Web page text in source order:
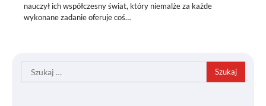
nauczył ich współczesny świat, który niemalże za każde
wykonane zadanie oferuje coś…
Szukaj: